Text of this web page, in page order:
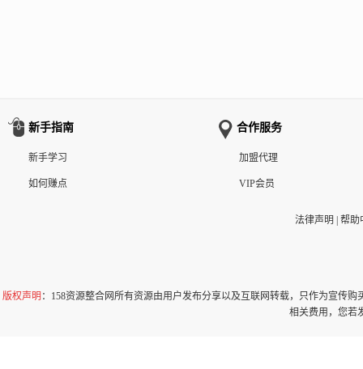
新手指南
新手学习
如何赚点
合作服务
加盟代理
VIP会员
法律声明 帮助
版权声明 ：158资源整合网所有资源由用户发布分享以及互联网转载，只作为宣传
相关费用，您若